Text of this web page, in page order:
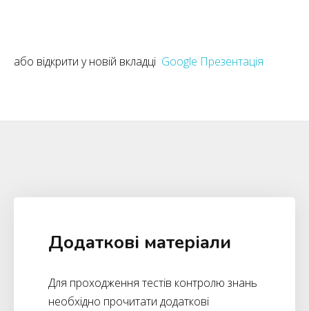
або відкрити у новій вкладці Google Презентація
Додаткові матеріали​
Для проходження тестів контролю знань
необхідно прочитати додаткові